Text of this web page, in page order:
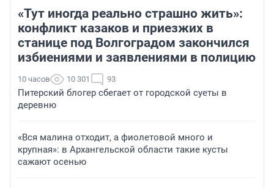
«Тут иногда реально страшно жить»:
конфликт казаков и приезжих в
станице под Волгоградом закончился
избиениями и заявлениями в полицию
10 часов 10 301 93
Питерский блогер сбегает от городской суеты в
деревню
«Вся малина отходит, а фиолетовой много и
крупная»: в Архангельской области такие кусты
сажают осенью